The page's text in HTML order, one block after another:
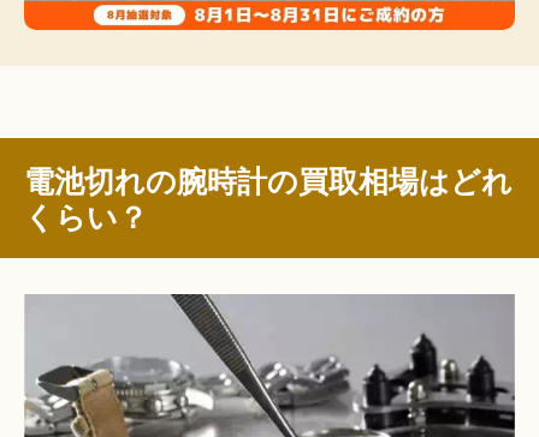
電池切れの腕時計の買取相場はどれ
くらい？